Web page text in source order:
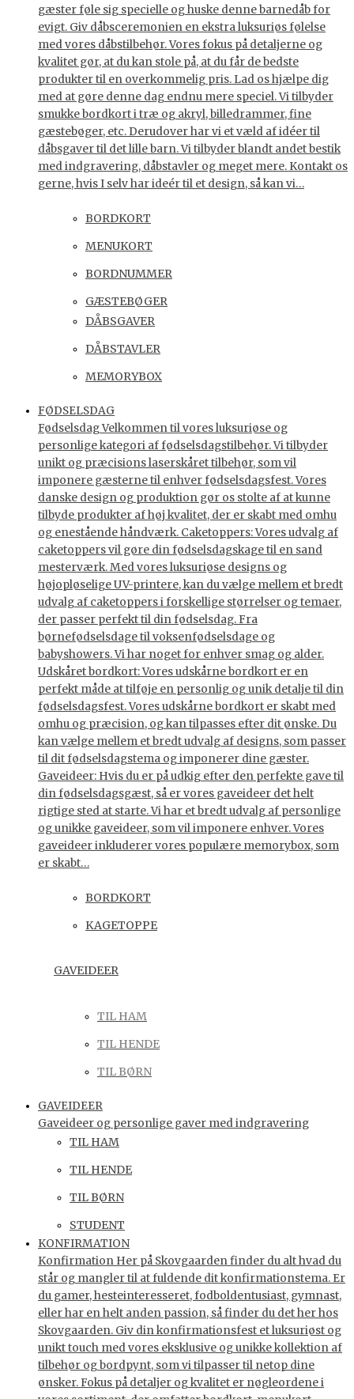
gæster føle sig specielle og huske denne barnedåb for
evigt. Giv dåbsceremonien en ekstra luksuriøs følelse
med vores dåbstilbehør. Vores fokus på detaljerne og
kvalitet gør, at du kan stole på, at du får de bedste
produkter til en overkommelig pris. Lad os hjælpe dig
med at gøre denne dag endnu mere speciel. Vi tilbyder
smukke bordkort i træ og akryl, billedrammer, fine
gæstebøger, etc. Derudover har vi et væld af idéer til
dåbsgaver til det lille barn. Vi tilbyder blandt andet bestik
med indgravering, dåbstavler og meget mere. Kontakt os
gerne, hvis I selv har ideér til et design, så kan vi…
BORDKORT
MENUKORT
BORDNUMMER
GÆSTEBØGER
DÅBSGAVER
DÅBSTAVLER
MEMORYBOX
FØDSELSDAG
Fødselsdag Velkommen til vores luksuriøse og
personlige kategori af fødselsdagstilbehør. Vi tilbyder
unikt og præcisions laserskåret tilbehør, som vil
imponere gæsterne til enhver fødselsdagsfest. Vores
danske design og produktion gør os stolte af at kunne
tilbyde produkter af høj kvalitet, der er skabt med omhu
og enestående håndværk. Caketoppers: Vores udvalg af
caketoppers vil gøre din fødselsdagskage til en sand
mesterværk. Med vores luksuriøse designs og
højopløselige UV-printere, kan du vælge mellem et bredt
udvalg af caketoppers i forskellige størrelser og temaer,
der passer perfekt til din fødselsdag. Fra
børnefødselsdage til voksenfødselsdage og
babyshowers. Vi har noget for enhver smag og alder.
Udskåret bordkort: Vores udskårne bordkort er en
perfekt måde at tilføje en personlig og unik detalje til din
fødselsdagsfest. Vores udskårne bordkort er skabt med
omhu og præcision, og kan tilpasses efter dit ønske. Du
kan vælge mellem et bredt udvalg af designs, som passer
til dit fødselsdagstema og imponerer dine gæster.
Gaveideer: Hvis du er på udkig efter den perfekte gave til
din fødselsdagsgæst, så er vores gaveideer det helt
rigtige sted at starte. Vi har et bredt udvalg af personlige
og unikke gaveideer, som vil imponere enhver. Vores
gaveideer inkluderer vores populære memorybox, som
er skabt…
BORDKORT
KAGETOPPE
GAVEIDEER
TIL HAM
TIL HENDE
TIL BØRN
GAVEIDEER
Gaveideer og personlige gaver med indgravering
TIL HAM
TIL HENDE
TIL BØRN
STUDENT
KONFIRMATION
Konfirmation Her på Skovgaarden finder du alt hvad du
står og mangler til at fuldende dit konfirmationstema. Er
du gamer, hesteinteresseret, fodboldentusiast, gymnast,
eller har en helt anden passion, så finder du det her hos
Skovgaarden. Giv din konfirmationsfest et luksuriøst og
unikt touch med vores eksklusive og unikke kollektion af
tilbehør og bordpynt, som vi tilpasser til netop dine
ønsker. Fokus på detaljer og kvalitet er nøgleordene i